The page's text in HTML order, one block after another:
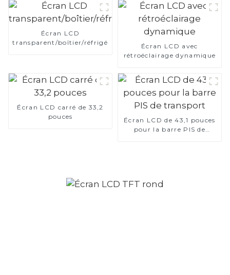
Écran LCD
transparent/boîtier/réfrigérateur
Écran LCD avec
rétroéclairage dynamique
Écran LCD carré de 33,2
pouces
Écran LCD de 43,1 pouces
pour la barre PIS de